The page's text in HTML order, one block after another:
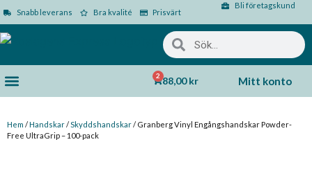
Snabb leverans Bra kvalité Prisvärt
Bli företagskund
88,00kr
2 Mitt konto
Hem /Handskar/Skyddshandskar/ Granberg Vinyl Engångshandskar Powder-
Free UltraGrip – 100-pack